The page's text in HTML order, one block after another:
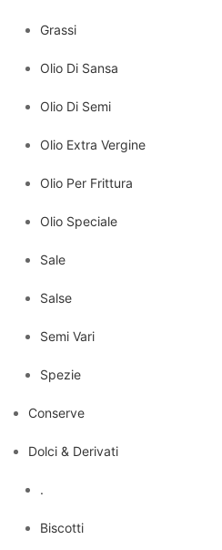
Grassi
Olio Di Sansa
Olio Di Semi
Olio Extra Vergine
Olio Per Frittura
Olio Speciale
Sale
Salse
Semi Vari
Spezie
Conserve
Dolci & Derivati
.
Biscotti